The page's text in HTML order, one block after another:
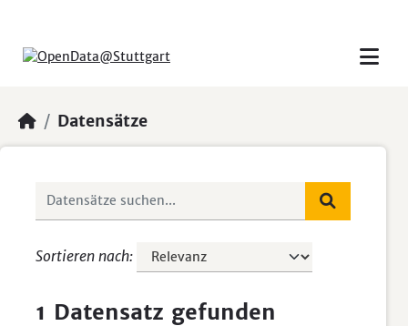
Datensätze
Sortieren nach
1 Datensatz gefunden